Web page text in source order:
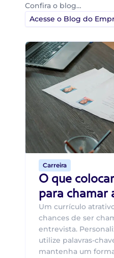
Confira o blog…
Acesse o Blog do
Carreira
O que
para chamar
Um currículo
chances de ser
entrevista.
utilize palavras-
mantenha um